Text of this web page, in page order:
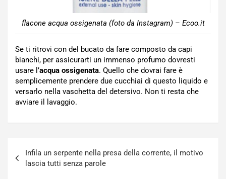
flacone acqua ossigenata (foto da Instagram) – Ecoo.it
Se ti ritrovi con del bucato da fare composto da capi
bianchi, per assicurarti un immenso profumo dovresti
usare l’acqua ossigenata. Quello che dovrai fare è
semplicemente prendere due cucchiai di questo liquido e
versarlo nella vaschetta del detersivo. Non ti resta che
avviare il lavaggio.
articoli
Infila un serpente nella presa della corrente, il motivo
lascia tutti senza parole